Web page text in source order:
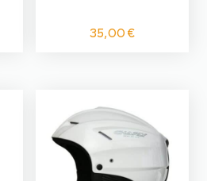
35,00€